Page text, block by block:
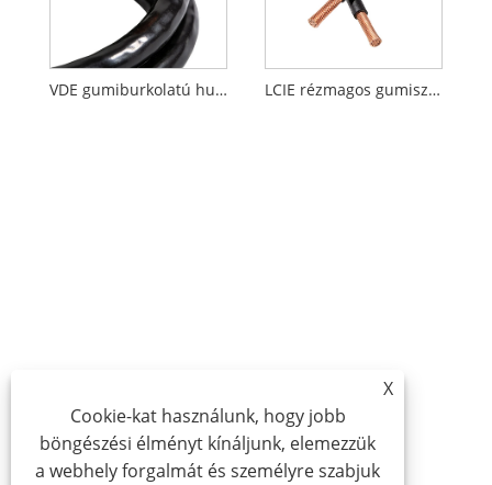
VDE gumiburkolatú huzal LCIE rézmagos gumiszigetelésű rugalmas huzal
X
Cookie-kat használunk, hogy jobb
böngészési élményt kínáljunk, elemezzük
a webhely forgalmát és személyre szabjuk